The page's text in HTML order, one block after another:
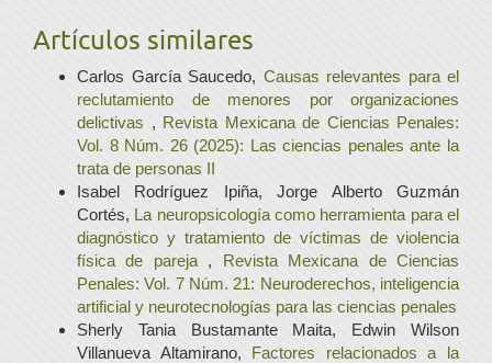
Artículos similares
Carlos García Saucedo, Causas relevantes para el
reclutamiento de menores por organizaciones
delictivas , Revista Mexicana de Ciencias Penales:
Vol. 8 Núm. 26 (2025): Las ciencias penales ante la
trata de personas II
Isabel Rodríguez Ipiña, Jorge Alberto Guzmán
Cortés, La neuropsicología como herramienta para el
diagnóstico y tratamiento de víctimas de violencia
física de pareja , Revista Mexicana de Ciencias
Penales: Vol. 7 Núm. 21: Neuroderechos, inteligencia
artificial y neurotecnologías para las ciencias penales
Sherly Tania Bustamante Maita, Edwin Wilson
Villanueva Altamirano, Factores relacionados a la